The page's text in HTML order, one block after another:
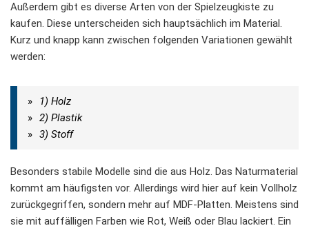
Außerdem gibt es diverse Arten von der Spielzeugkiste zu
kaufen. Diese unterscheiden sich hauptsächlich im Material.
Kurz und knapp kann zwischen folgenden Variationen gewählt
werden:
1) Holz
2) Plastik
3) Stoff
Besonders stabile Modelle sind die aus Holz. Das Naturmaterial
kommt am häufigsten vor. Allerdings wird hier auf kein Vollholz
zurückgegriffen, sondern mehr auf MDF-Platten. Meistens sind
sie mit auffälligen Farben wie Rot, Weiß oder Blau lackiert. Ein